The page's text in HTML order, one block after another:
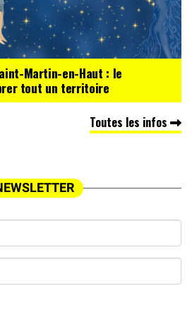
Martin-en-Haut : le
tout un territoire
Toutes les infos